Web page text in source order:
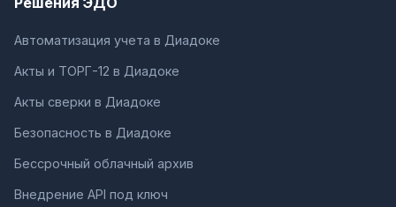
Автоматизация учета в Диадоке
Акты и ТОРГ-12 в Диадоке
Акты сверки в Диадоке
Безопасность в Диадоке
Бессрочный облачный архив
Внедрение API под ключ